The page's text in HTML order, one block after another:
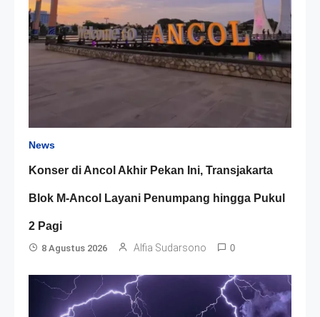
News
Konser di Ancol Akhir Pekan Ini, Transjakarta
Blok M-Ancol Layani Penumpang hingga Pukul
2 Pagi
8 Agustus 2026 Alfia Sudarsono 0